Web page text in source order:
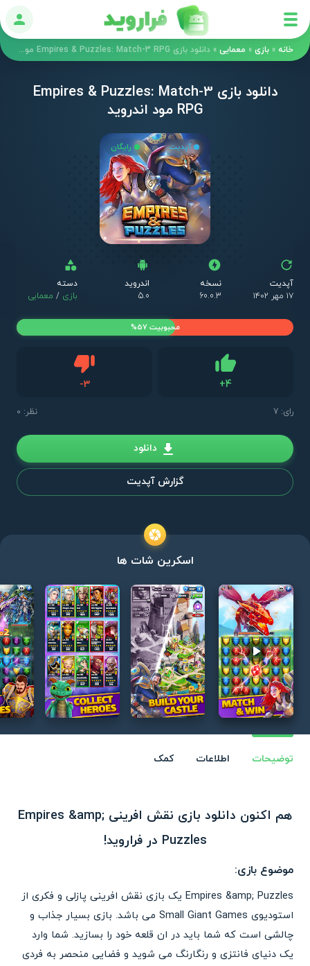
ورود
خانه » بازی » معمایی » دانلود بازی Empires & Puzzles: Match-3 RPG مود اندروید
دانلود بازی Empires & Puzzles: Match-3
RPG مود اندروید
آپدیت رایگان
آپدیت
۱۷ مهر ۱۴۰۲
نسخه
60.0.3
اندروید
5.0
دسته
بازی / معمایی
+4
-3دیس لایک
رای: 7 نظر: 0
محبوبیت 57%
دانلود
گزارش آپدیت
اسکرین شات ها
Play video
توضیحات اطلاعات کمک
هم اکنون دانلود بازی نقش افرینی Empires &amp;
Puzzles در فراروید!
موضوع بازی:
Empires &amp; Puzzles یک بازی نقش افرینی پازلی و فکری از
استودیوی Small Giant Games می باشد. بازی بسیار جذاب و
چالشی است که شما باید در ان قلعه خود را بسازید. شما وارد
یک دنیای فانتزی و رنگارنگ می شوید و فضایی منحصر به فردی